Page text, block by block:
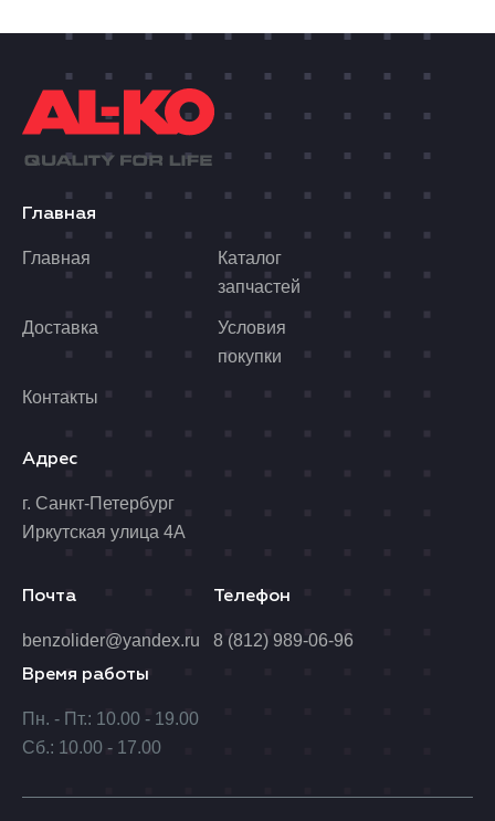
Главная
Главная
Каталог
запчастей
Доставка
Условия
покупки
Контакты
Адрес
г. Санкт-Петербург
Иркутская улица 4А
Время работы
Пн. - Пт.: 10.00 - 19.00
Сб.: 10.00 - 17.00
Почта
benzolider@yandex.ru
Телефон
8 (812) 989-06-96